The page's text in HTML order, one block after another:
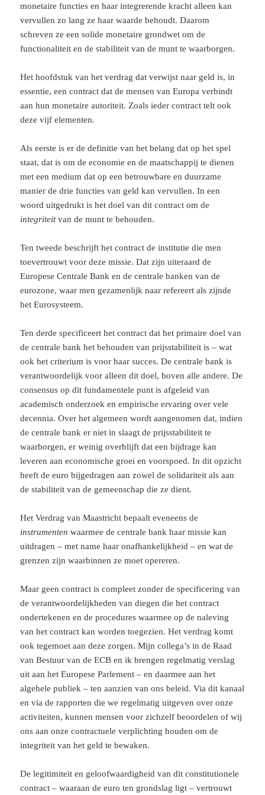
monetaire functies en haar integrerende kracht alleen kan
vervullen zo lang ze haar waarde behoudt. Daarom
schreven ze een solide monetaire grondwet om de
functionaliteit en de stabiliteit van de munt te waarborgen.
Het hoofdstuk van het verdrag dat verwijst naar geld is, in
essentie, een contract dat de mensen van Europa verbindt
aan hun monetaire autoriteit. Zoals ieder contract telt ook
deze vijf elementen.
Als eerste is er de definitie van het belang dat op het spel
staat, dat is om de economie en de maatschappij te dienen
met een medium dat op een betrouwbare en duurzame
manier de drie functies van geld kan vervullen. In een
woord uitgedrukt is het doel van dit contract om de
integriteitvan de munt te behouden.
Ten tweede beschrijft het contract de institutie die men
toevertrouwt voor deze missie. Dat zijn uiteraard de
Europese Centrale Bank en de centrale banken van de
eurozone, waar men gezamenlijk naar refereert als zijnde
het Eurosysteem.
Ten derde specificeert het contract dat het primaire doel van
de centrale bank het behouden van prijsstabiliteit is – wat
ook het criterium is voor haar succes. De centrale bank is
verantwoordelijk voor alleen dit doel, boven alle andere. De
consensus op dit fundamentele punt is afgeleid van
academisch onderzoek en empirische ervaring over vele
decennia. Over het algemeen wordt aangenomen dat, indien
de centrale bank er niet in slaagt de prijsstabiliteit te
waarborgen, er weinig overblijft dat een bijdrage kan
leveren aan economische groei en voorspoed. In dit opzicht
heeft de euro bijgedragen aan zowel de solidariteit als aan
de stabiliteit van de gemeenschap die ze dient.
Het Verdrag van Maastricht bepaalt eveneens de
instrumentenwaarmee de centrale bank haar missie kan
uitdragen – met name haar onafhankelijkheid – en wat de
grenzen zijn waarbinnen ze moet opereren.
Maar geen contract is compleet zonder de specificering van
de verantwoordelijkheden van diegen die het contract
ondertekenen en de procedures waarmee op de naleving
van het contract kan worden toegezien. Het verdrag komt
ook tegemoet aan deze zorgen. Mijn collega’s in de Raad
van Bestuur van de ECB en ik brengen regelmatig verslag
uit aan het Europese Parlement – en daarmee aan het
algehele publiek – ten aanzien van ons beleid. Via dit kanaal
en via de rapporten die we regelmatig uitgeven over onze
activiteiten, kunnen mensen voor zichzelf beoordelen of wij
ons aan onze contractuele verplichting houden om de
integriteit van het geld te bewaken.
De legitimiteit en geloofwaardigheid van dit constitutionele
contract – waaraan de euro ten grondslag ligt – vertrouwt